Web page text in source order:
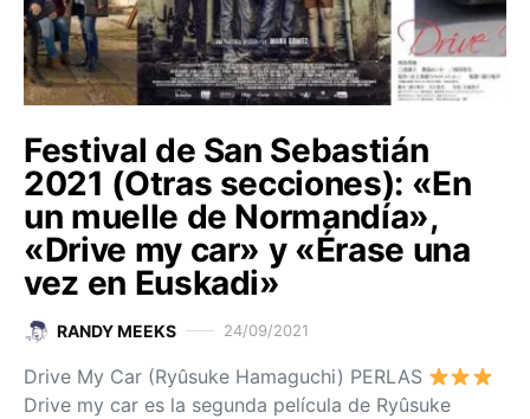
Festival de San Sebastián
2021 (Otras secciones): «En
un muelle de Normandía»,
«Drive my car» y «Érase una
vez en Euskadi»
RANDY MEEKS 24/09/2021
Drive My Car (Ryûsuke Hamaguchi) PERLAS
Drive my car es la segunda película de Ryûsuke